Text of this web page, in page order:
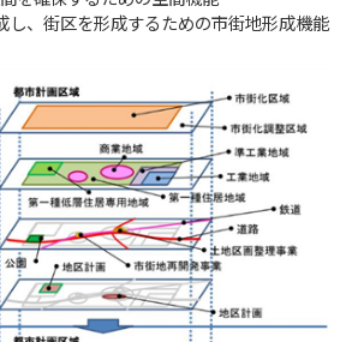
、街区を形成するための市街地形成機能